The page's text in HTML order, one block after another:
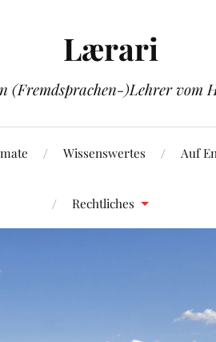
Lærari
(Fremdsprachen-)Lehrer vom
Wissenswertes Auf
Rechtliches